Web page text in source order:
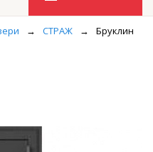
Промо товары
→ СТРАЖ → Бруклин